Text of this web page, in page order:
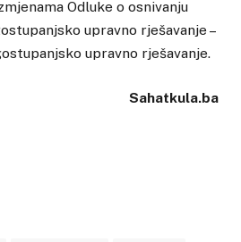
Odluke o osnivanju
upravno rješavanje –
upravno rješavanje.
Sahatkula.ba